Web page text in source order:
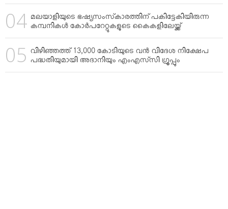
മലയാളിയുടെ ഭഷ്യസംസ്‌കാരത്തിന് പകിട്ടേകിയിരുന്ന
കമ്പനികള്‍ കോര്‍പറേറ്റുകളുടെ കൈകളിലേയ്ക്ക്
വിഴിഞ്ഞത്ത് 13,000 കോടിയുടെ വന്‍ വിദേശ നിക്ഷേപ
പദ്ധതിയുമായി അദാനിയും എംഎസ്‌സി ഗ്രൂപ്പും